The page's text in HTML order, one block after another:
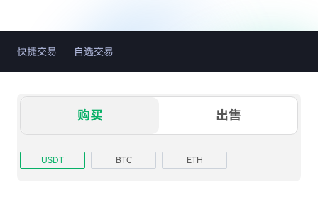
快捷交易 自选交易
购买 出售
USDT BTC ETH